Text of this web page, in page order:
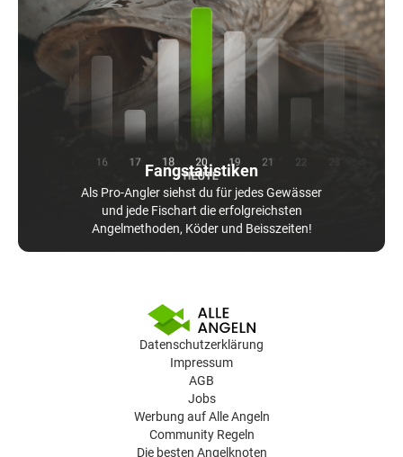
Fangstatistiken
Als Pro-Angler siehst du für jedes Gewässer
und jede Fischart die erfolgreichsten
Angelmethoden, Köder und Beisszeiten!
Datenschutzerklärung
Impressum
AGB
Jobs
Werbung auf Alle Angeln
Community Regeln
Die besten Angelknoten